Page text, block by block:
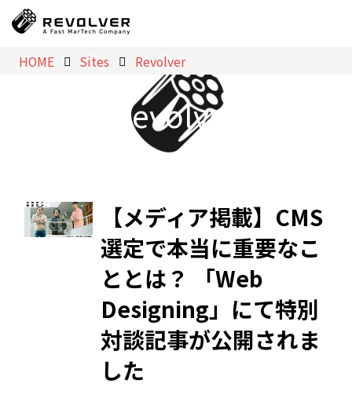
HOME Sites Revolver
Revolver
【メディア掲載】CMS
選定で本当に重要なこ
ととは？ 「Web
Designing」にて特別
対談記事が公開されま
した